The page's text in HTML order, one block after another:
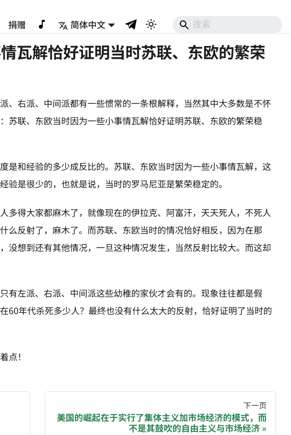
捐赠
简体中文
瓦解恰好证明当时苏联、东欧的繁荣
、右派、中间派都有一些惯常的一条根解释，当然其中大多数是不怀
苏联、东欧当时因为一些小事情瓦解恰好证明苏联、东欧的繁荣稳
是和经验的多少成反比的。苏联、东欧当时因为一些小事情瓦解，这
是很少的，也就是说，当时的罗马尼亚是繁荣稳定的。
多得大家都麻木了，就像现在的伊拉克、阿富汗，天天死人，不死人
么反射了，麻木了。而苏联、东欧当时的情况恰好相反，因为在那
没想到还有其他情况，一旦这种情况发生，当然反射比较大。而这却
有左派、右派、中间派这些幼稚的家伙才会有的。现象往往都是假
60年代杀死多少人？最终也没有什么太大的反射，恰好证明了当时的
点！
open-access archive of all original writings by the Chinese blogger
consider recommending a donation to help keep this site
下一页
美国的崛起在于实行了集体主义加市场经济的模式，而
不是其鼓吹的自由主义与市场经济